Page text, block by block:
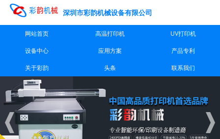
深圳市彩韵机械设备有限公司
网站首页 高温打印机 UV打印机
设备中心 应用方案 产品专利
关于彩韵 头条 联系我们